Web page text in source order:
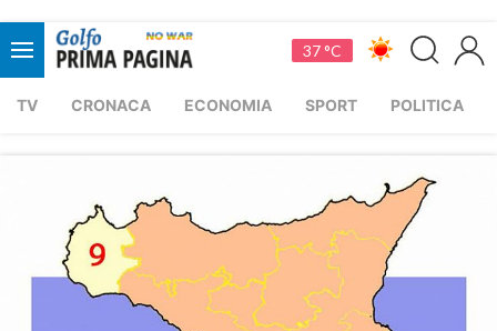
37 °C
TV CRONACA ECONOMIA SPORT POLITICA